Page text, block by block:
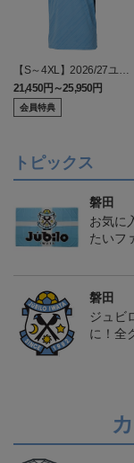
【S～4XL】2026/27ユニ
フォーム オーセンティッ
クモデル:FP1st
21,450円～25,950円
会員特典
トピックス
磐田
お気に
たいフ
磐田
ジュビ
に！全